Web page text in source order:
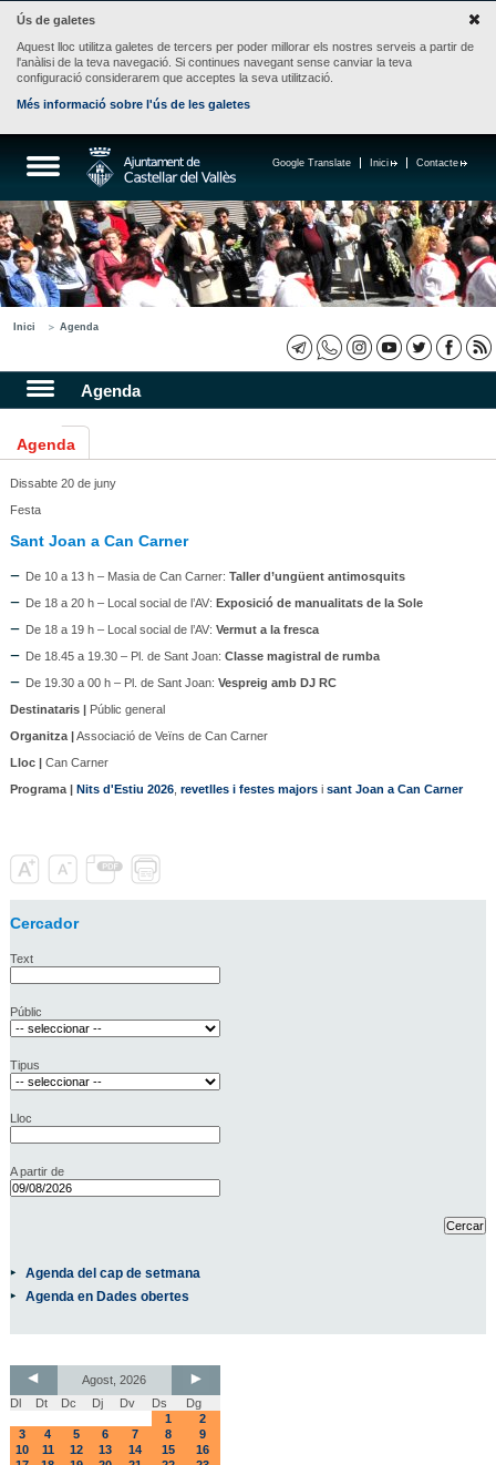
Ús de galetes
Aquest lloc utilitza galetes de tercers per poder millorar els nostres serveis a partir de
l'anàlisi de la teva navegació. Si continues navegant sense canviar la teva
configuració considerarem que acceptes la seva utilització.
Més informació sobre l'ús de les galetes
Contacte
Inici
Google Translate
Inici Agenda
Agenda
Agenda
Dissabte 20 de juny
Festa
Sant Joan a Can Carner
De 10 a 13 h – Masia de Can Carner: Taller d’ungüent antimosquits
De 18 a 20 h – Local social de l’AV: Exposició de manualitats de la Sole
De 18 a 19 h – Local social de l’AV: Vermut a la fresca
De 18.45 a 19.30 – Pl. de Sant Joan: Classe magistral de rumba
De 19.30 a 00 h – Pl. de Sant Joan: Vespreig amb DJ RC
Destinataris |Públic general
Organitza |Associació de Veïns de Can Carner
Lloc |Can Carner
Programa | Nits d'Estiu 2026, revetlles i festes majorsi sant Joan a Can Carner
Cercador
Text
Públic
Tipus
Lloc
A partir de
Agenda del cap de setmana
Agenda en Dades obertes
Agost, 2026
Dl
Dt Dc Dj Dv Ds
Dg
1
2
3
4 5 6 7 8
9
10
11 12 13 14 15
16